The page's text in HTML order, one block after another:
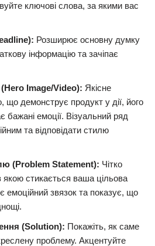
ключові слова, за якими вас
Розширює основну думку
інформацію та зачіпає
Image/Video): Якісне
що демонструє продукт у дії, його
бажані емоції. Візуальний ряд
та відповідати стилю
(Problem Statement): Чітко
якою стикається ваша цільова
емоційний звязок та показує, що
(Solution): Покажіть, як саме
проблему. Акцентуйте